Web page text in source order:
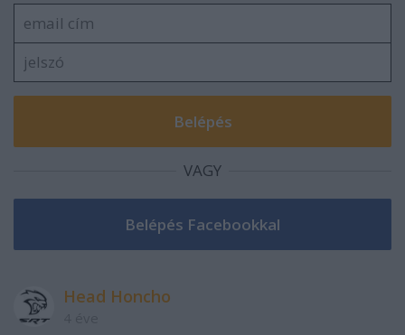
VAGY
Head Honcho